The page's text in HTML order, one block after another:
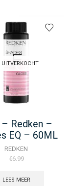
UITVERKOCHT
Redken –
EQ – 60ML
REDKEN
€6.99
LEES MEER